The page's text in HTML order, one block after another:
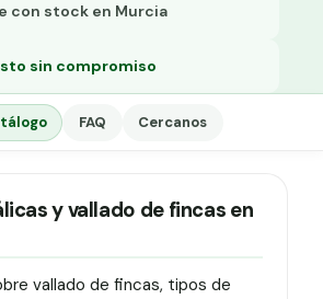
con stock en Murcia
sin compromiso
FAQ Cercanos
y vallado de fincas en
vallado de fincas, tipos de